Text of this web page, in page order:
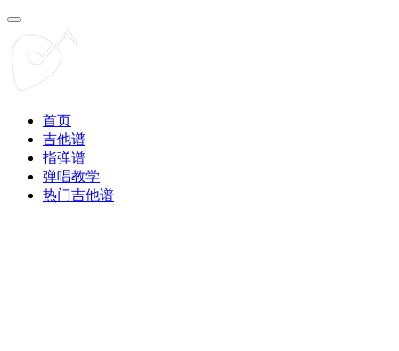
首页
吉他谱
指弹谱
弹唱教学
热门吉他谱